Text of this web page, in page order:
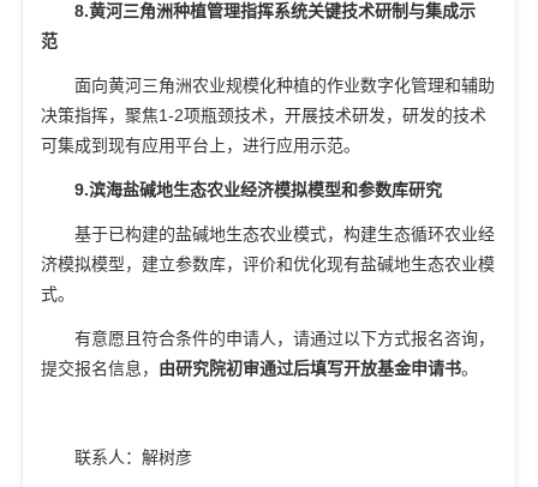
8.黄河三角洲种植管理指挥系统关键技术研制与集成示
范
面向黄河三角洲农业规模化种植的作业数字化管理和辅助
决策指挥，聚焦1-2项瓶颈技术，开展技术研发，研发的技术
可集成到现有应用平台上，进行应用示范。
9.滨海盐碱地生态农业经济模拟模型和参数库研究
基于已构建的盐碱地生态农业模式，构建生态循环农业经
济模拟模型，建立参数库，评价和优化现有盐碱地生态农业模
式。
有意愿且符合条件的申请人，请通过以下方式报名咨询，
提交报名信息， 由研究院初审通过后填写开放基金申请书。
联系人：解树彦